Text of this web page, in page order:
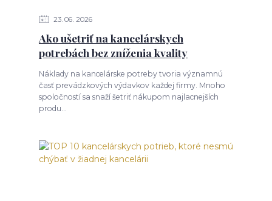
23 06 2026
Ako ušetriť na kancelárskych
potrebách bez zníženia kvality
Náklady na kancelárske potreby tvoria významnú
časť prevádzkových výdavkov každej firmy. Mnoho
spoločností sa snaží šetriť nákupom najlacnejších
produ...